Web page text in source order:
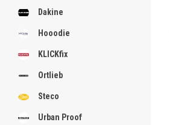
Dakine
Hooodie
KLICKfix
Ortlieb
Steco
Urban Proof